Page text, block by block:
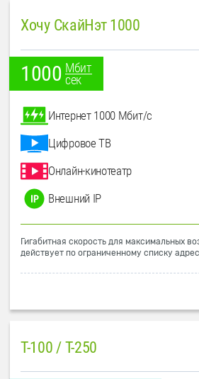
Хочу СкайНэт 1000
1000 Мбит
сек
Интернет 1000 Мбит/с
Цифровое ТВ
Онлайн-кинотеатр
Внешний IP
Гигабитная скорость для максимальных
действует по ограниченному списку
T-100 / T-250